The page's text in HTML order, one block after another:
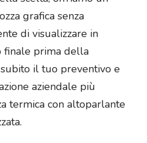
grafica senza
di visualizzare in
finale prima della
il tuo preventivo e
aziendale più
termica con altoparlante